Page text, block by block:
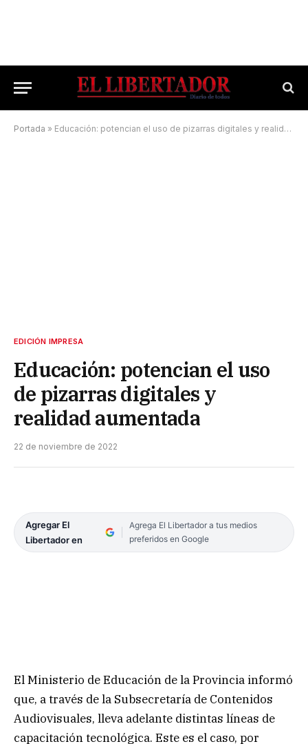
Portada » Educación: potencian el uso de pizarras digitales y realidad aumentada
EDICIÓN IMPRESA
Educación: potencian el uso
de pizarras digitales y
realidad aumentada
22 de noviembre de 2022
Agregar El
Libertador en
Agrega El Libertador a tus medios
preferidos en Google
El Ministerio de Educación de la Provincia informó
que, a través de la Subsecretaría de Contenidos
Audiovisuales, lleva adelante distintas líneas de
capacitación tecnológica. Este es el caso, por